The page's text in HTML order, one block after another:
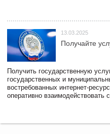
13.03.2025
Получайте
Получить государственную
государственных и
востребованных интернет-
оперативно